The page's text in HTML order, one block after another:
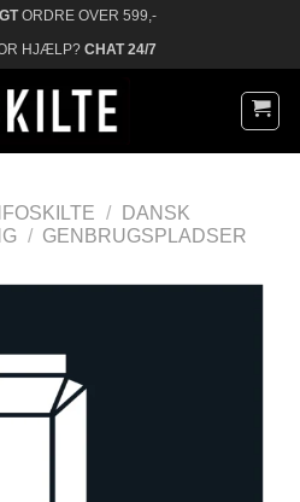
ORDRE OVER 599,-
HJÆLP? CHAT 24/7
/
DANSK
/ GENBRUGSPLADSER